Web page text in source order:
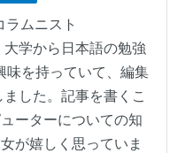
ラムニスト
学から日本語の勉強
味を持っていて、編集
した。記事を書くこ
ーターについての知
が嬉しく思っていま